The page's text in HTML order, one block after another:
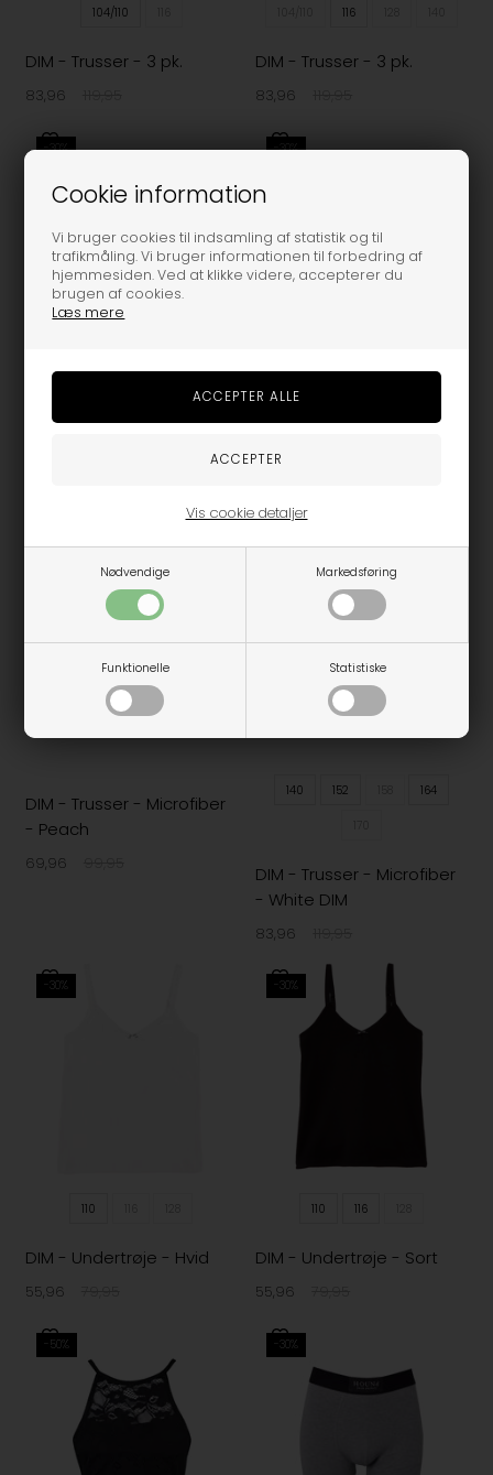
Cookie information
Vi bruger cookies til indsamling af statistik og til
trafikmåling. Vi bruger informationen til forbedring af
hjemmesiden. Ved at klikke videre, accepterer du
brugen af cookies.
Læs mere
Nødvendige Markedsføring
Funktionelle Statistiske
Vis cookie detaljer
104/110
DIM - Trusser - 3 pk.
83,96
116
DIM - Trusser - 3 pk.
83,96
-30%
140 152 158 164
DIM - Trusser - Microfiber
-30%
140 152 158 164
DIM - Trusser - Microfiber
83,96
DIM - Trusser - Microfiber
- Peach
69,96
140 152 164
DIM - Trusser - Microfiber
- White DIM
83,96
-30%
110
DIM - Undertrøje - Hvid
55,96
-30%
110 116
DIM - Undertrøje - Sort
55,96
-50% -30%